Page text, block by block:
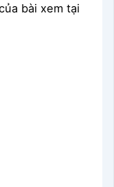
bài xem tại